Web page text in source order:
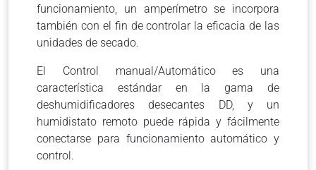
funcionamiento, un amperímetro se incorpora
también con el fin de controlar la eficacia de las
unidades de secado.
El Control manual/Automático es una
característica estándar en la gama de
deshumidificadores desecantes DD, y un
humidistato remoto puede rápida y fácilmente
conectarse para funcionamiento automático y
control.